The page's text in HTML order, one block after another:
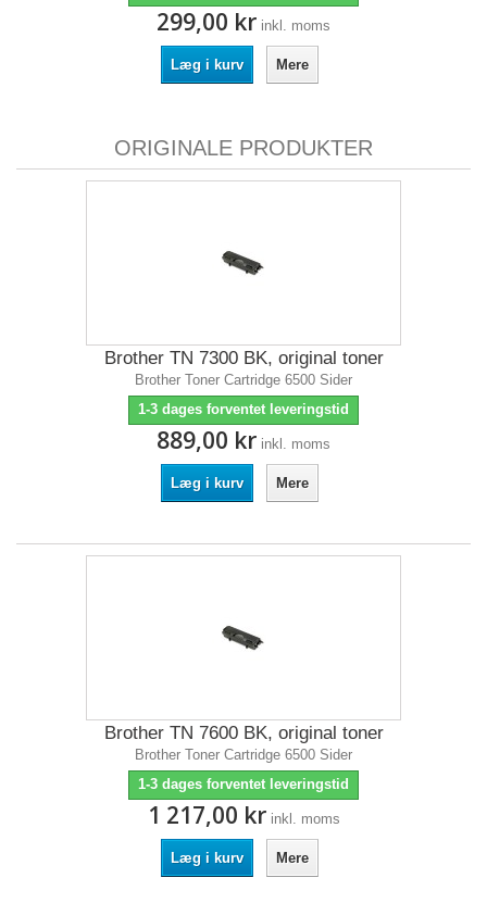
299,00 kr inkl. moms
Læg i kurv Mere
ORIGINALE PRODUKTER
Brother TN 7300 BK, original toner
Brother Toner Cartridge 6500 Sider
1-3 dages forventet leveringstid
889,00 kr inkl. moms
Læg i kurv Mere
Brother TN 7600 BK, original toner
Brother Toner Cartridge 6500 Sider
1-3 dages forventet leveringstid
1 217,00 kr inkl. moms
Læg i kurv Mere